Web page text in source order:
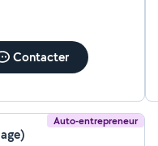
Contacter
Auto-entrepreneur